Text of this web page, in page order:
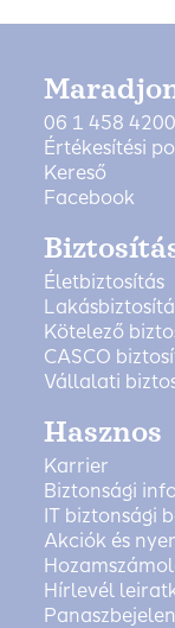
06 1 458 4200
Értékesítési
Kereső
Facebook
Életbiztosítás
Kötelező
CASCO
Vállalati
Hasznos
Karrier
Biztonsági
IT biztonsági
Akciók és
Hírlevél